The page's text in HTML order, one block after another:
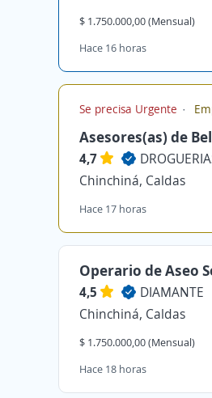
$ 1.750.000,00 (Mensual)
Hace 16 horas
Se precisa Urgente
Asesores(as) de
4,7
Chinchiná, Caldas
Hace 17 horas
Operario de Aseo
4,5
DIAMANTE
Chinchiná, Caldas
$ 1.750.000,00 (Mensual)
Hace 18 horas